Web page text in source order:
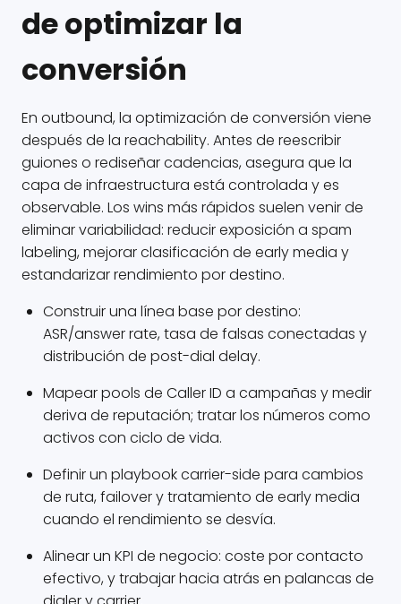
de optimizar la
conversión
En outbound, la optimización de conversión viene
después de la reachability. Antes de reescribir
guiones o rediseñar cadencias, asegura que la
capa de infraestructura está controlada y es
observable. Los wins más rápidos suelen venir de
eliminar variabilidad: reducir exposición a spam
labeling, mejorar clasificación de early media y
estandarizar rendimiento por destino.
Construir una línea base por destino:
ASR/answer rate, tasa de falsas conectadas y
distribución de post-dial delay.
Mapear pools de Caller ID a campañas y medir
deriva de reputación; tratar los números como
activos con ciclo de vida.
Definir un playbook carrier-side para cambios
de ruta, failover y tratamiento de early media
cuando el rendimiento se desvía.
Alinear un KPI de negocio: coste por contacto
efectivo, y trabajar hacia atrás en palancas de